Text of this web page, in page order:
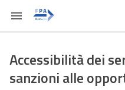
Accessibilità dei
sanzioni alle